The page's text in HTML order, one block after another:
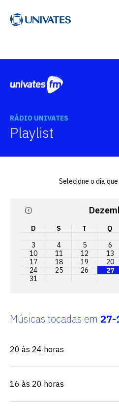
RÁDIO UNIVATES
Playlist
Selecione o dia
D S T Q
3
4 5 6
10
11 12 13
17
18 19 20
24
25 26 27
31
Músicas tocadas em 27-
20 às 24 horas
16 às 20 horas